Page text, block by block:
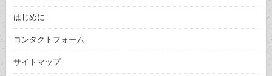
はじめに
コンタクトフォーム
サイトマップ